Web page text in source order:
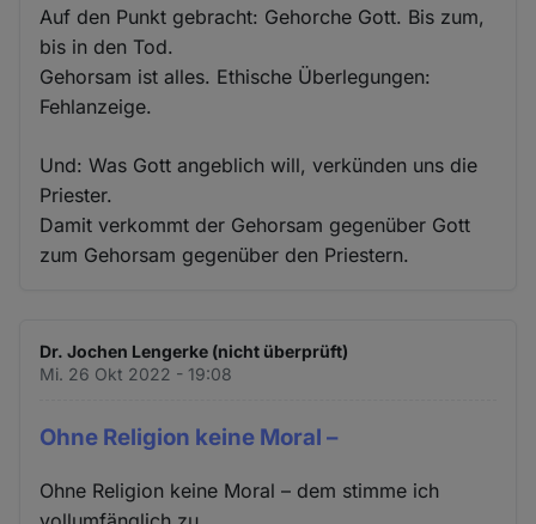
Auf den Punkt gebracht: Gehorche Gott. Bis zum,
bis in den Tod.
Gehorsam ist alles. Ethische Überlegungen:
Fehlanzeige.
Und: Was Gott angeblich will, verkünden uns die
Priester.
Damit verkommt der Gehorsam gegenüber Gott
zum Gehorsam gegenüber den Priestern.
Dr. Jochen Lengerke (nicht überprüft)
Mi. 26 Okt 2022 - 19:08
Ohne Religion keine Moral –
Ohne Religion keine Moral – dem stimme ich